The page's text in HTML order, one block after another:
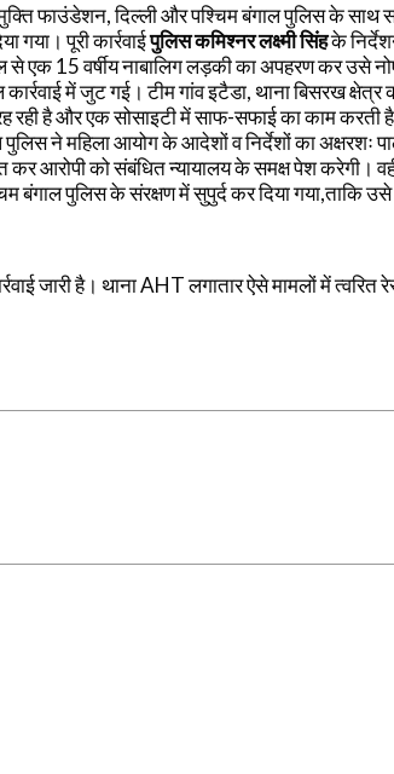
फाउंडेशन, दिल्ली और पश्चिम बंगाल पुलिस के साथ
पूरी कार्रवाईपुलिसकमिश्नर लक्ष्मी सिंहके
15 वर्षीय नाबालिग लड़की का अपहरण कर उसे
में जुट गई। टीम गांव इटैडा, थाना बिसरख क्षेत्र
है और एक सोसाइटी में साफ-सफाई का काम करती
ने महिला आयोग के आदेशों व निर्देशों का अक्षरशः
कर आरोपी को संबंधित न्यायालय के समक्ष पेश करेगी।
पुलिस के संरक्षण में सुपुर्द कर दिया गया,ताकि
जारी है। थाना AHT लगातार ऐसे मामलों में